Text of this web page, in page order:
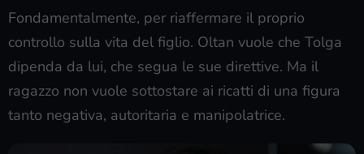
Fondamentalmente, per riaffermare il proprio
controllo sulla vita del figlio. Oltan vuole che Tolga
dipenda da lui, che segua le sue direttive. Ma il
ragazzo non vuole sottostare ai ricatti di una figura
tanto negativa, autoritaria e manipolatrice.